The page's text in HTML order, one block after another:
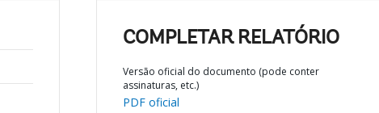
COMPLETAR RELATÓRIO
Versão oficial do documento (pode conter
assinaturas, etc.)
PDF oficial